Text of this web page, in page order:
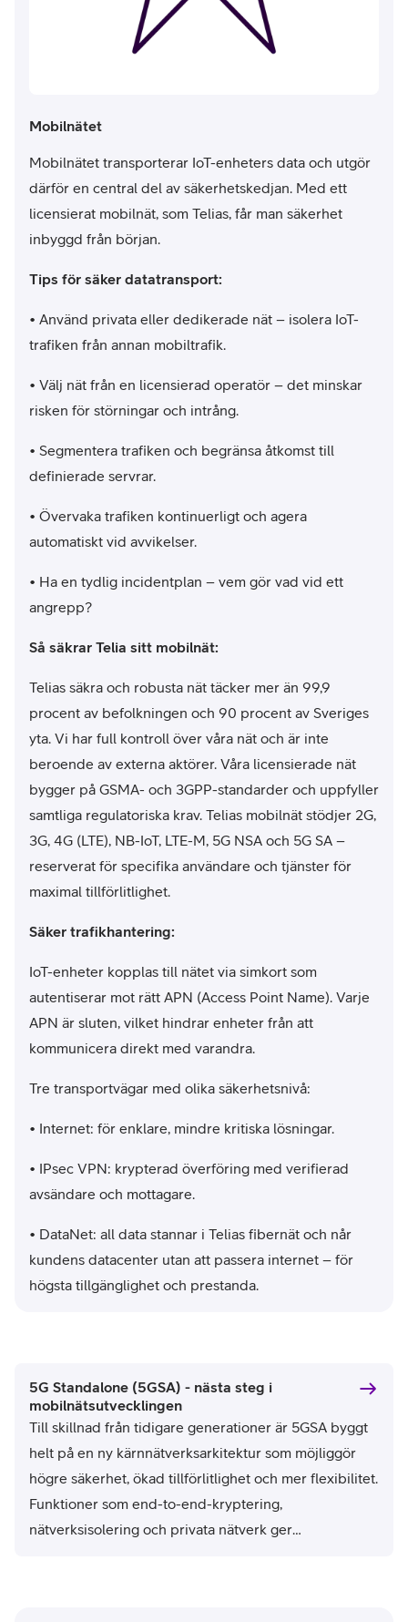
Mobilnätet
Mobilnätet transporterar IoT-enheters data och utgör
därför en central del av säkerhetskedjan. Med ett
licensierat mobilnät, som Telias, får man säkerhet
inbyggd från början.
Tips för säker datatransport:
• Använd privata eller dedikerade nät – isolera IoT-
trafiken från annan mobiltrafik.
• Välj nät från en licensierad operatör – det minskar
risken för störningar och intrång.
• Segmentera trafiken och begränsa åtkomst till
definierade servrar.
• Övervaka trafiken kontinuerligt och agera
automatiskt vid avvikelser.
• Ha en tydlig incidentplan – vem gör vad vid ett
angrepp?
Så säkrar Telia sitt mobilnät:
Telias säkra och robusta nät täcker mer än 99,9
procent av befolkningen och 90 procent av Sveriges
yta. Vi har full kontroll över våra nät och är inte
beroende av externa aktörer. Våra licensierade nät
bygger på GSMA- och 3GPP-standarder och uppfyller
samtliga regulatoriska krav. Telias mobilnät stödjer 2G,
3G, 4G (LTE), NB-IoT, LTE-M, 5G NSA och 5G SA –
reserverat för specifika användare och tjänster för
maximal tillförlitlighet.
Säker trafikhantering:
IoT-enheter kopplas till nätet via simkort som
autentiserar mot rätt APN (Access Point Name). Varje
APN är sluten, vilket hindrar enheter från att
kommunicera direkt med varandra.
Tre transportvägar med olika säkerhetsnivå:
• Internet: för enklare, mindre kritiska lösningar.
• IPsec VPN: krypterad överföring med verifierad
avsändare och mottagare.
• DataNet: all data stannar i Telias fibernät och når
kundens datacenter utan att passera internet – för
högsta tillgänglighet och prestanda.
5G Standalone (5GSA) - nästa steg i
mobilnätsutvecklingen
Till skillnad från tidigare generationer är 5GSA byggt
helt på en ny kärnnätverksarkitektur som möjliggör
högre säkerhet, ökad tillförlitlighet och mer flexibilitet.
Funktioner som end-to-end-kryptering,
nätverksisolering och privata nätverk ger